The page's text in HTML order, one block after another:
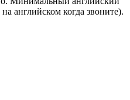
английском когда звоните).